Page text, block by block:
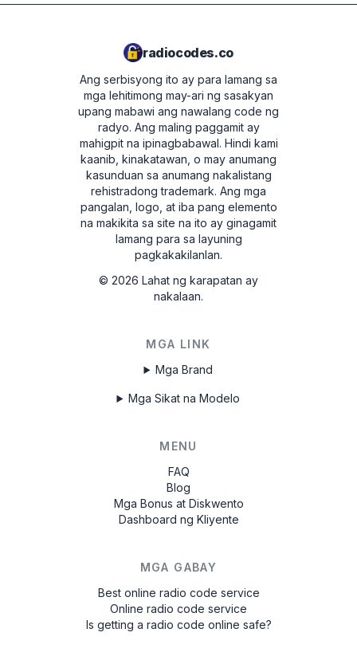
radiocodes.co
Ang serbisyong ito ay para lamang sa
mga lehitimong may-ari ng sasakyan
upang mabawi ang nawalang code ng
radyo. Ang maling paggamit ay
mahigpit na ipinagbabawal. Hindi kami
kaanib, kinakatawan, o may anumang
kasunduan sa anumang nakalistang
rehistradong trademark. Ang mga
pangalan, logo, at iba pang elemento
na makikita sa site na ito ay ginagamit
lamang para sa layuning
pagkakakilanlan.
© 2026 Lahat ng karapatan ay
nakalaan.
MGA LINK
Mga Brand
Mga Sikat na Modelo
MENU
FAQ
Blog
Mga Bonus at Diskwento
Dashboard ng Kliyente
MGA GABAY
Best online radio code service
Online radio code service
Is getting a radio code online safe?